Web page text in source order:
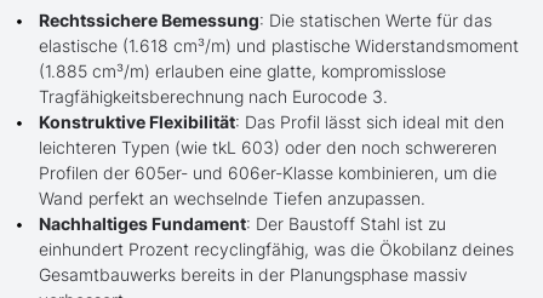
Rechtssichere Bemessung: Die statischen Werte für das
elastische (1.618 cm³/m) und plastische Widerstandsmoment
(1.885 cm³/m) erlauben eine glatte, kompromisslose
Tragfähigkeitsberechnung nach Eurocode 3.
Konstruktive Flexibilität: Das Profil lässt sich ideal mit den
leichteren Typen (wie tkL 603) oder den noch schwereren
Profilen der 605er- und 606er-Klasse kombinieren, um die
Wand perfekt an wechselnde Tiefen anzupassen.
Nachhaltiges Fundament: Der Baustoff Stahl ist zu
einhundert Prozent recyclingfähig, was die Ökobilanz deines
Gesamtbauwerks bereits in der Planungsphase massiv